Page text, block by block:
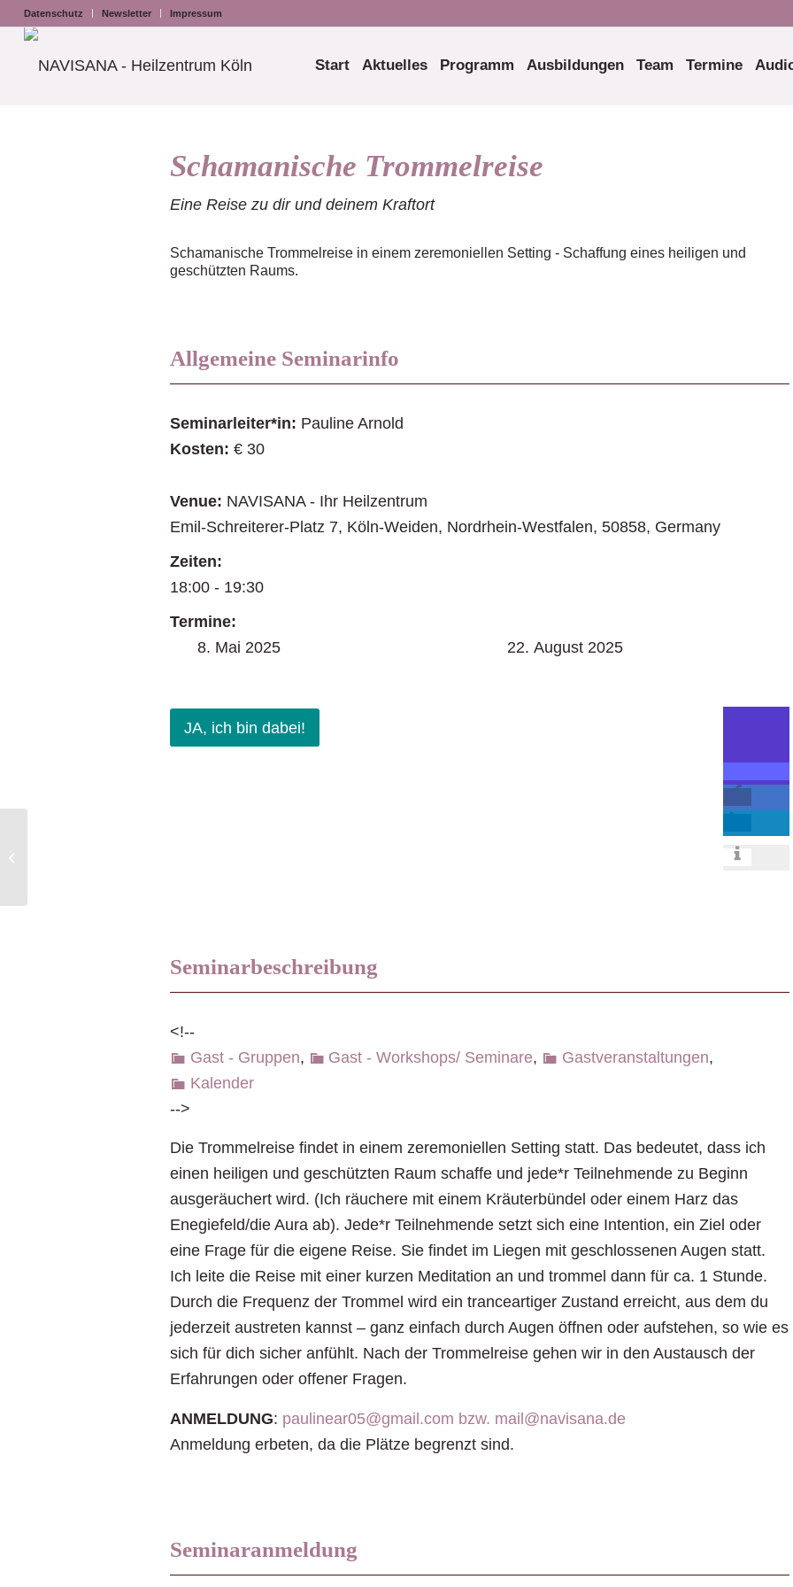
Datenschutz Newsletter Impressum
Start Aktuelles Programm Ausbildungen Team Termine
Schamanische Trommelreise
Eine Reise zu dir und deinem Kraftort
Schamanische Trommelreise in einem zeremoniellen Setting - Schaffung eines heiligen und
geschützten Raums.
Allgemeine Seminarinfo
Seminarleiter*in: Pauline Arnold
Kosten: € 30
Venue: NAVISANA - Ihr Heilzentrum
Emil-Schreiterer-Platz 7, Köln-Weiden, Nordrhein-Westfalen, 50858, Germany
Zeiten:
18:00 - 19:30
Termine:
8. Mai 2025
22. August 2025
JA, ich bin dabei!
Seminarbeschreibung
<!--
Gast - Gruppen, Gast - Workshops/ Seminare, Gastveranstaltungen,
Kalender
-->
Die Trommelreise findet in einem zeremoniellen Setting statt. Das bedeutet, dass ich
einen heiligen und geschützten Raum schaffe und jede*r Teilnehmende zu Beginn
ausgeräuchert wird. (Ich räuchere mit einem Kräuterbündel oder einem Harz das
Enegiefeld/die Aura ab). Jede*r Teilnehmende setzt sich eine Intention, ein Ziel oder
eine Frage für die eigene Reise. Sie findet im Liegen mit geschlossenen Augen statt.
Ich leite die Reise mit einer kurzen Meditation an und trommel dann für ca. 1 Stunde.
Durch die Frequenz der Trommel wird ein tranceartiger Zustand erreicht, aus dem du
jederzeit austreten kannst – ganz einfach durch Augen öffnen oder aufstehen, so wie es
sich für dich sicher anfühlt. Nach der Trommelreise gehen wir in den Austausch der
Erfahrungen oder offener Fragen.
ANMELDUNG: paulinear05@gmail.com bzw. mail@navisana.de
Anmeldung erbeten, da die Plätze begrenzt sind.
Seminaranmeldung